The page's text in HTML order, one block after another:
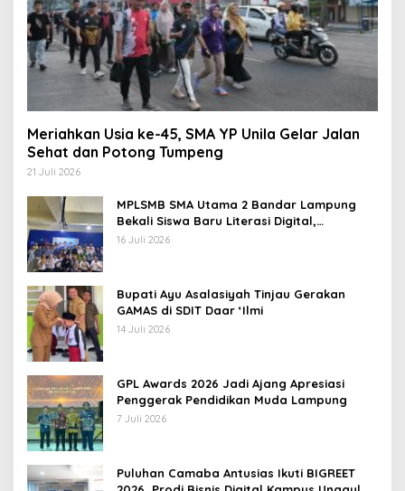
Meriahkan Usia ke-45, SMA YP Unila Gelar Jalan
Sehat dan Potong Tumpeng
21 Juli 2026
MPLSMB SMA Utama 2 Bandar Lampung
Bekali Siswa Baru Literasi Digital,
Jurnalistik, dan Etika Bermedia Sosial
16 Juli 2026
Bupati Ayu Asalasiyah Tinjau Gerakan
GAMAS di SDIT Daar ‘Ilmi
14 Juli 2026
GPL Awards 2026 Jadi Ajang Apresiasi
Penggerak Pendidikan Muda Lampung
7 Juli 2026
Puluhan Camaba Antusias Ikuti BIGREET